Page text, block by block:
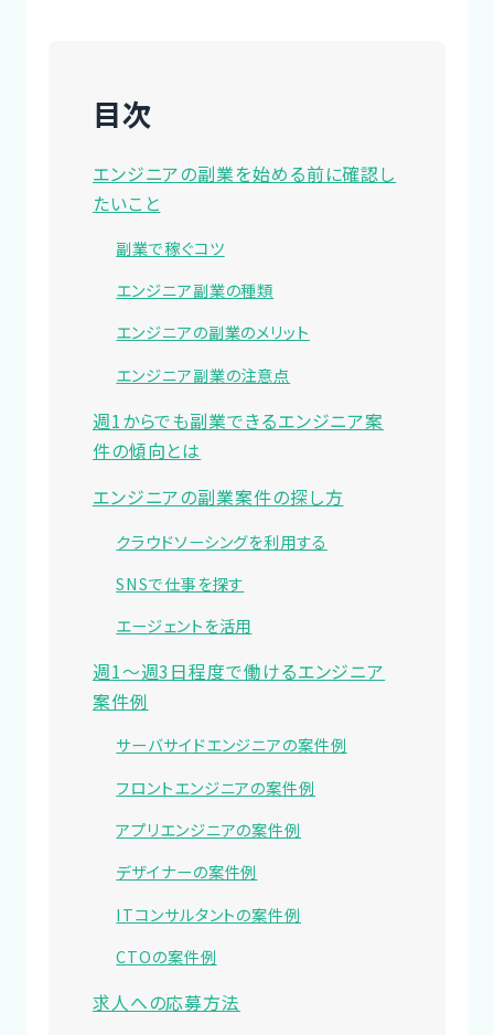
目次
エンジニアの副業を始める前に確認し
たいこと
副業で稼ぐコツ
エンジニア副業の種類
エンジニアの副業のメリット
エンジニア副業の注意点
週1からでも副業できるエンジニア案
件の傾向とは
エンジニアの副業案件の探し方
クラウドソーシングを利用する
SNSで仕事を探す
エージェントを活用
週1～週3日程度で働けるエンジニア
案件例
サーバサイドエンジニアの案件例
フロントエンジニアの案件例
アプリエンジニアの案件例
デザイナーの案件例
ITコンサルタントの案件例
CTOの案件例
求人への応募方法